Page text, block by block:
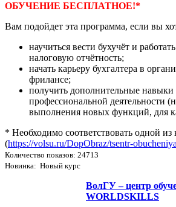
ОБУЧЕНИЕ БЕСПЛАТНОЕ!*
Вам подойдет эта программа, если вы
научиться вести бухучёт и
налоговую отчётность;
начать карьеру бухгалтера в
фрилансе;
получить дополнительные навыки
профессиональной деятельности
выполнения новых функций, для
* Необходимо соответствовать одной из
(https://volsu.ru/DopObraz/tsentr-
Количество показов: 24713
Новинка: Новый курс
ВолГУ – центр
WORLDSKILLS